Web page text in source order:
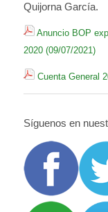
Quijorna García.
Anuncio BOP
2020 (09/07/2021)
Cuenta General
Síguenos en